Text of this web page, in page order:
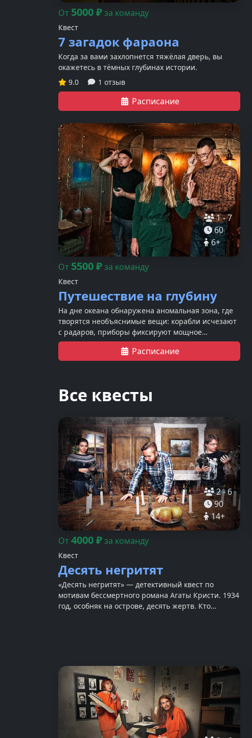
От 5000₽за команду
Квест
7 загадок фараона
Когда за вами захлопнется тяжёлая дверь, вы
окажетесь в тёмных глубинах истории.
9.0
1 отзыв
Расписание
1-7
60
6+
От 5500₽за команду
Квест
Путешествие на глубину
На дне океана обнаружена аномальная зона, где
творятся необъяснимые вещи: корабли исчезают
с радаров, приборы фиксируют мощное
электромагнитное излучение, а рыбы ведут себя
Расписание
Все квесты
2-6
90
14+
От4000₽за команду
Квест
Десять негритят
«Десять негритят» — детективный квест по
мотивам бессмертного романа Агаты Кристи. 1934
год, особняк на острове, десять жертв. Кто